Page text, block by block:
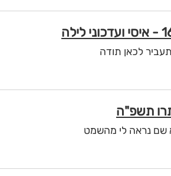
לכאן תודה
שם נראה לי מהשמט